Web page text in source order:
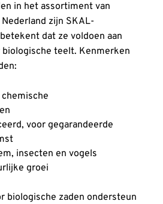
in het assortiment van
zijn SKAL-
dat ze voldoen aan
teelt. Kenmerken
voor gegarandeerde
insecten en vogels
groei
biologische zaden ondersteun